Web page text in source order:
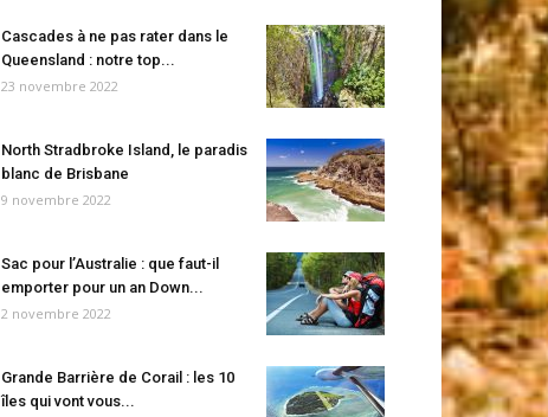
Cascades à ne pas rater dans le
Queensland : notre top...
23 novembre 2022
North Stradbroke Island, le paradis
blanc de Brisbane
9 novembre 2022
Sac pour l’Australie : que faut-il
emporter pour un an Down...
2 novembre 2022
Grande Barrière de Corail : les 10
îles qui vont vous...